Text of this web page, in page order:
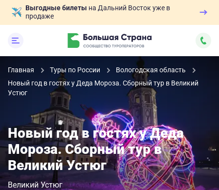
Выгодные билеты на Дальний Восток уже в
продаже
Главная Туры по России
Вологодская область
Новый год в гостях у Деда Мороза. Сборный тур в Великий
Устюг
Новый год в гостях у Деда
Мороза. Сборный тур в
Великий Устюг
Великий Устюг